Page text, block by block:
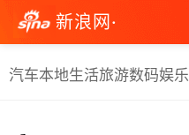
新浪网·
汽车本地生活旅游数码娱乐